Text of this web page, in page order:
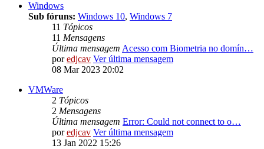
Windows
Sub fóruns: Windows 10, Windows 7
11 Tópicos
11 Mensagens
Última mensagem Acesso com Biometria no domín…
poredjcav Ver última mensagem
08 Mar 2023 20:02
VMWare
2 Tópicos
2 Mensagens
Última mensagem Error: Could not connect to o…
poredjcav Ver última mensagem
13 Jan 2022 15:26